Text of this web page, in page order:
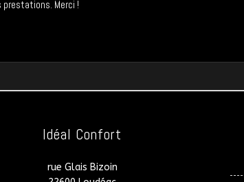
Idéal Confort
rue Glais Bizoin